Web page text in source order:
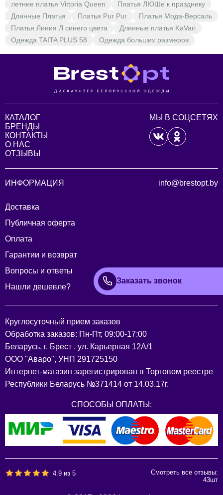
летние платья Vittoria Queen
Платья ЛЮШе к празднику
Длинные Платья
Платья Pur Pur
Платья Мода-Версаль
Платья Линия Л синего цвета
Длинные платья KaVari
Одежда TAITA PLUS 58
Одежда больших размеров
КАТАЛОГ
БРЕНДЫ
КОНТАКТЫ
О НАС
ОТЗЫВЫ
МЫ В СОЦСЕТЯХ
ИНФОРМАЦИЯ
Доставка
Публичная оферта
Оплата
Гарантии и возврат
Вопросы и ответы
Нашли дешевле?
info@brestopt.by
Заказать звонок
Круглосуточный прием заказов
Обработка заказов: Пн-Пт, 09:00-17:00
Беларусь, г. Брест . ул. Карьерная 12А/1
ООО "Аваро", УНП 291725150
Интернет-магазин зарегистрирован в Торговом реестре
Республики Беларусь №371414 от 14.03.17г.
СПОСОБЫ ОПЛАТЫ:
4.9 из5
Смотреть все отзывы:
43шт